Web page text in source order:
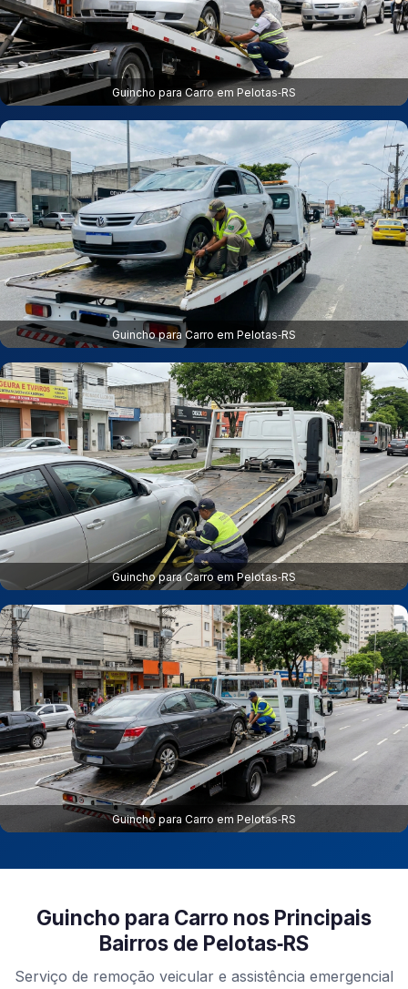
Guincho para Carro em Pelotas‑RS
Guincho para Carro em Pelotas‑RS
Guincho para Carro em Pelotas‑RS
Guincho para Carro em Pelotas‑RS
Guincho para Carro nos Principais
Bairros de Pelotas‑RS
Serviço de remoção veicular e assistência emergencial